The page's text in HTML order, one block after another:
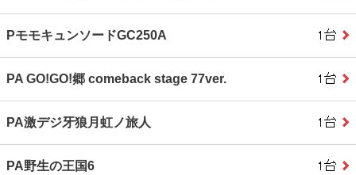
PモモキュンソードGC250A
PA GO!GO!郷 comeback stage 77ver.
PA激デジ牙狼月虹ノ旅人
PA野生の王国6